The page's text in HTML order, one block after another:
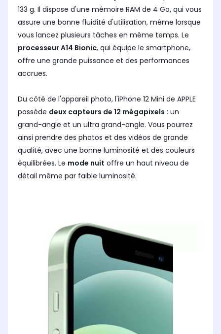
133 g. Il dispose d'une mémoire RAM de 4 Go, qui vous
assure une bonne fluidité d'utilisation, même lorsque
vous lancez plusieurs tâches en même temps. Le
processeur A14 Bionic, qui équipe le smartphone,
offre une grande puissance et des performances
accrues.
Du côté de l'appareil photo, l'iPhone 12 Mini de APPLE
possède deux capteurs de 12 mégapixels : un
grand-angle et un ultra grand-angle. Vous pourrez
ainsi prendre des photos et des vidéos de grande
qualité, avec une bonne luminosité et des couleurs
équilibrées. Le mode nuit offre un haut niveau de
détail même par faible luminosité.